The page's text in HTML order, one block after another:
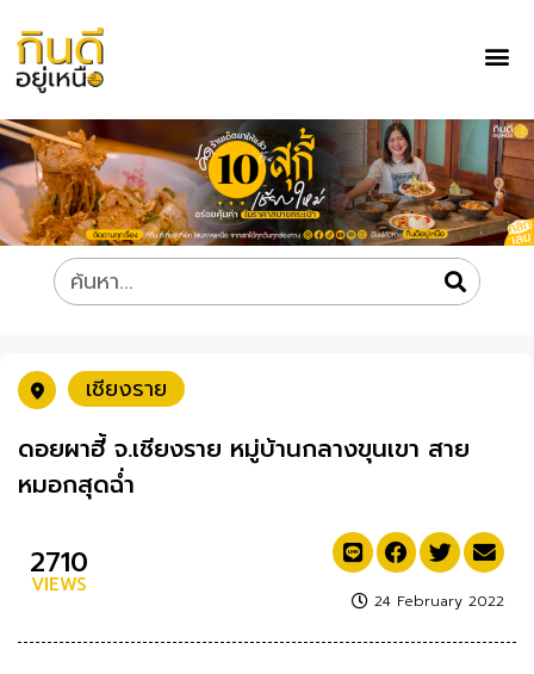
เชียงราย
ดอยผาฮี้ จ.เชียงราย หมู่บ้านกลางขุนเขา สาย
หมอกสุดฉ่ำ
2710
VIEWS
24 February 2022